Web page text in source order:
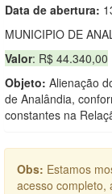
Data de abertura:
MUNICIPIO DE
Valor: R$ 44.340,00
Objeto: Alienação
de Analândia,
constantes na
Obs: Estamos
acesso completo,